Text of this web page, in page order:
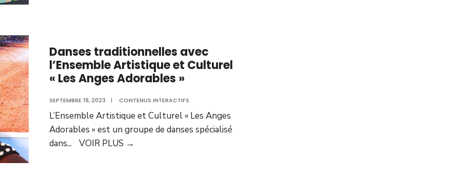
Danses traditionnelles avec
l’Ensemble Artistique et Culturel
« Les Anges Adorables »
SEPTEMBRE 19, 2023 | CONTENUS INTERACTIFS
L’Ensemble Artistique et Culturel « Les Anges
Adorables » est un groupe de danses spécialisé
dans... VOIR PLUS →